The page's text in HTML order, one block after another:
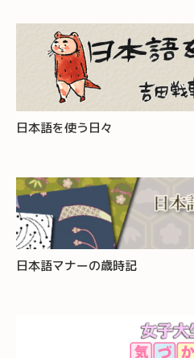
日本語を使う日々
日本語マナーの歳時記